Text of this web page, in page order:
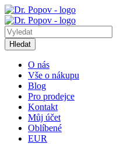
Hledat
O nás
Vše o nákupu
Blog
Pro prodejce
Kontakt
Můj účet
Oblíbené
EUR